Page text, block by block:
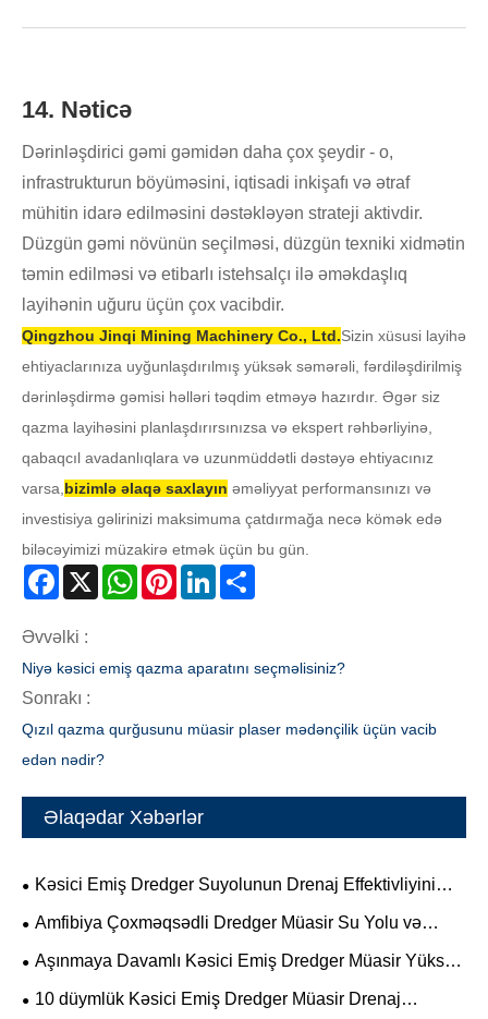
14. Nəticə
Dərinləşdirici gəmi gəmidən daha çox şeydir - o,
infrastrukturun böyüməsini, iqtisadi inkişafı və ətraf
mühitin idarə edilməsini dəstəkləyən strateji aktivdir.
Düzgün gəmi növünün seçilməsi, düzgün texniki xidmətin
təmin edilməsi və etibarlı istehsalçı ilə əməkdaşlıq
layihənin uğuru üçün çox vacibdir.
Qingzhou Jinqi Mining Machinery Co., Ltd.Sizin xüsusi layihə
ehtiyaclarınıza uyğunlaşdırılmış yüksək səmərəli, fərdiləşdirilmiş
dərinləşdirmə gəmisi həlləri təqdim etməyə hazırdır. Əgər siz
qazma layihəsini planlaşdırırsınızsa və ekspert rəhbərliyinə,
qabaqcıl avadanlıqlara və uzunmüddətli dəstəyə ehtiyacınız
varsa,bizimlə əlaqə saxlayın əməliyyat performansınızı və
investisiya gəlirinizi maksimuma çatdırmağa necə kömək edə
biləcəyimizi müzakirə etmək üçün bu gün.
Facebook
X WhatsApp
PinterestLinkedIn
Əvvəlki :
Niyə kəsici emiş qazma aparatını seçməlisiniz?
Sonrakı :
Qızıl qazma qurğusunu müasir plaser mədənçilik üçün vacib
edən nədir?
Əlaqədar Xəbərlər
Kəsici Emiş Dredger Suyolunun Drenaj Effektivliyini
Necə Təkmilləşdirə bilər?
Amfibiya Çoxməqsədli Dredger Müasir Su Yolu və
Mədən Əməliyyatlarını Necə Dönüşdürə bilər?
Aşınmaya Davamlı Kəsici Emiş Dredger Müasir Yüksək
Səmərəli Drenaj Əməliyyatları üçün Nə üçün Vacibdir?
10 düymlük Kəsici Emiş Dredger Müasir Drenaj